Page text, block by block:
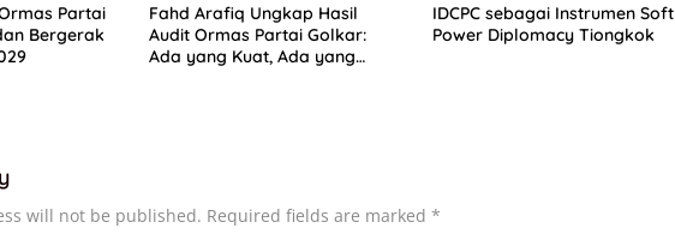
Partai
Bergerak
Fahd Arafiq Ungkap Hasil
Audit Ormas Partai Golkar:
Ada yang Kuat, Ada yang
IDCPC sebagai Instrumen Soft
Power Diplomacy Tiongkok
will not be published. Required fields are marked *